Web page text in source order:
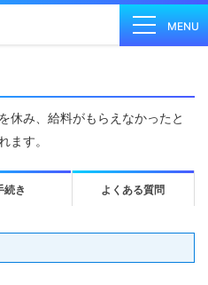
MENU
休み、給料がもらえなかったと
ます。
続き よくある質問